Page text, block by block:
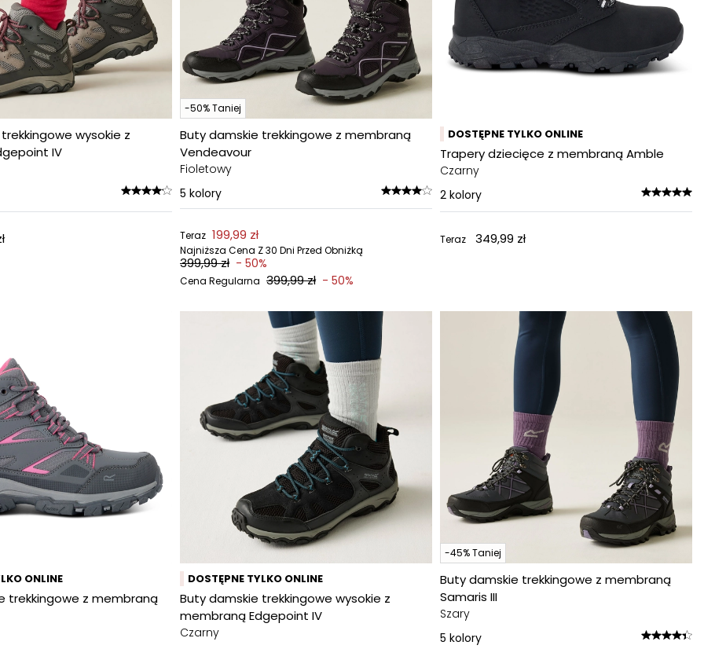
wysokie z
IV
-50% Taniej
Buty damskie trekkingowe z membraną
Vendeavour
Fioletowy
5 kolory
Teraz 199,99 zł
Najniższa Cena Z 30 Dni Przed Obniżką
399,99 zł - 50%
Cena Regularna 399,99 zł - 50%
DOSTĘPNE TYLKO ONLINE
Trapery dziecięce z membraną Amble
Czarny
2 kolory
Teraz 349,99 zł
ONLINE
trekkingowe z membraną
DOSTĘPNE TYLKO ONLINE
Buty damskie trekkingowe wysokie z
membraną Edgepoint IV
Czarny
-45% Taniej
Buty damskie trekkingowe z membraną
Samaris III
Szary
5 kolory